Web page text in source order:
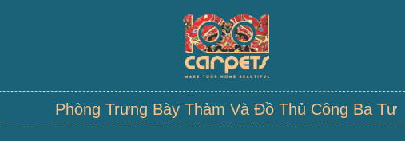
Phòng Trưng Bày Thảm Và Đồ Thủ Công Ba Tư